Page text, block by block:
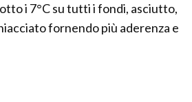
i 7°C su tutti i fondi, asciutto,
fornendo più aderenza e